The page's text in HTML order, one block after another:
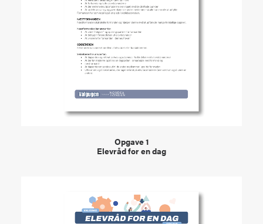
Opgave 1
Elevråd for en dag